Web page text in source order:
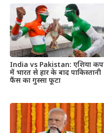
India vs Pakistan: एशिया कप
में भारत से हार के बाद पाकिस्तानी
फैंस का गुस्सा फूटा